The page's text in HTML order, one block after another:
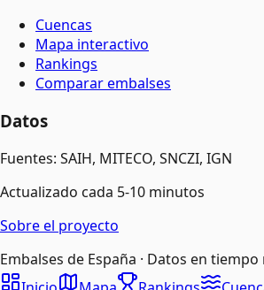
Cuencas
Mapa interactivo
Rankings
Comparar embalses
Datos
Fuentes: SAIH, MITECO, SNCZI, IGN
Actualizado cada 5-10 minutos
Sobre el proyecto
Embalses de España · Datos en